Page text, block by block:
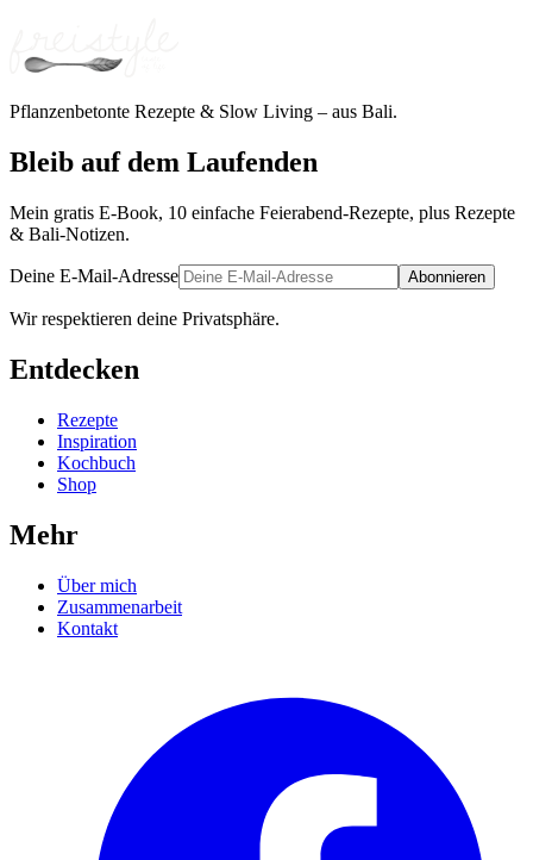
Pflanzenbetonte Rezepte & Slow Living – aus Bali.
Bleib auf dem Laufenden
Mein gratis E-Book, 10 einfache Feierabend-Rezepte, plus Rezepte
& Bali-Notizen.
Deine E-Mail-Adresse Abonnieren
Wir respektieren deine Privatsphäre.
Entdecken
Rezepte
Inspiration
Kochbuch
Shop
Mehr
Über mich
Zusammenarbeit
Kontakt